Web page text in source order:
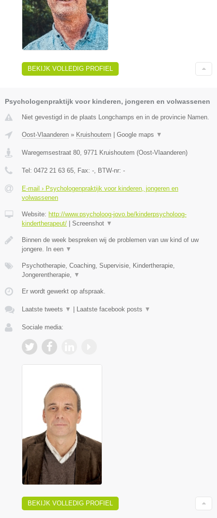
BEKIJK VOLLEDIG PROFIEL
Psychologenpraktijk voor kinderen, jongeren en volwassenen
Niet gevestigd in de plaats Longchamps en in de provincie Namen.
Oost-Vlaanderen » Kruishoutem Google maps ▼
Waregemsestraat 80, 9771 Kruishoutem (Oost-Vlaanderen)
Tel: 0472 21 63 65, Fax: -, BTW-nr: -
E-mail › Psychologenpraktijk voor kinderen, jongeren en
volwassenen
Website: http://www.psycholoog-jovo.be/kinderpsycholoog-
kindertherapeut/
Screenshot ▼
Binnen de week bespreken wij de problemen van uw kind of uw
jongere. In een ▼
Psychotherapie, Coaching, Supervisie, Kindertherapie,
Jongerentherapie, ▼
Er wordt gewerkt op afspraak.
Laatste tweets ▼ Laatste facebook posts ▼
Sociale media:
BEKIJK VOLLEDIG PROFIEL